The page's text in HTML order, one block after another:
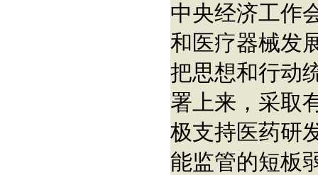
中央经济工作
和医疗器械发
把思想和行动
署上来，采取
极支持医药研
能监管的短板